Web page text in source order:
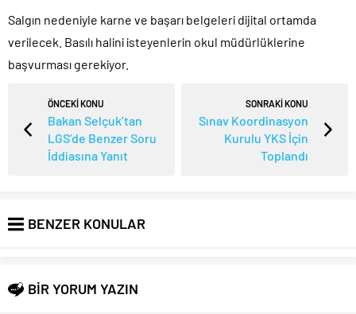
Salgın nedeniyle karne ve başarı belgeleri dijital ortamda
verilecek. Basılı halini isteyenlerin okul müdürlüklerine
başvurması gerekiyor.
ÖNCEKİ KONU
Bakan Selçuk’tan
LGS’de Benzer Soru
İddiasına Yanıt
SONRAKİ KONU
Sınav Koordinasyon
Kurulu YKS İçin
Toplandı
BENZER KONULAR
BİR YORUM YAZIN